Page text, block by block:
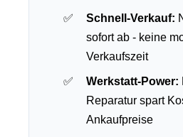
Schnell-Verkauf:
sofort ab - keine
Verkaufszeit
Werkstatt-Power:
Reparatur spart
Ankaufpreise